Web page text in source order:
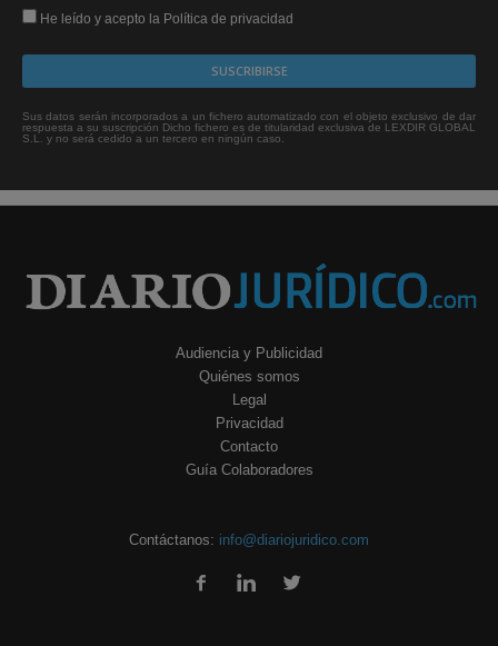
He leído y acepto la Política de privacidad
Sus datos serán incorporados a un fichero automatizado con el objeto exclusivo de dar
respuesta a su suscripción Dicho fichero es de titularidad exclusiva de LEXDIR GLOBAL
S.L. y no será cedido a un tercero en ningún caso.
Audiencia y Publicidad
Quiénes somos
Legal
Privacidad
Contacto
Guía Colaboradores
Contáctanos: info@diariojuridico.com